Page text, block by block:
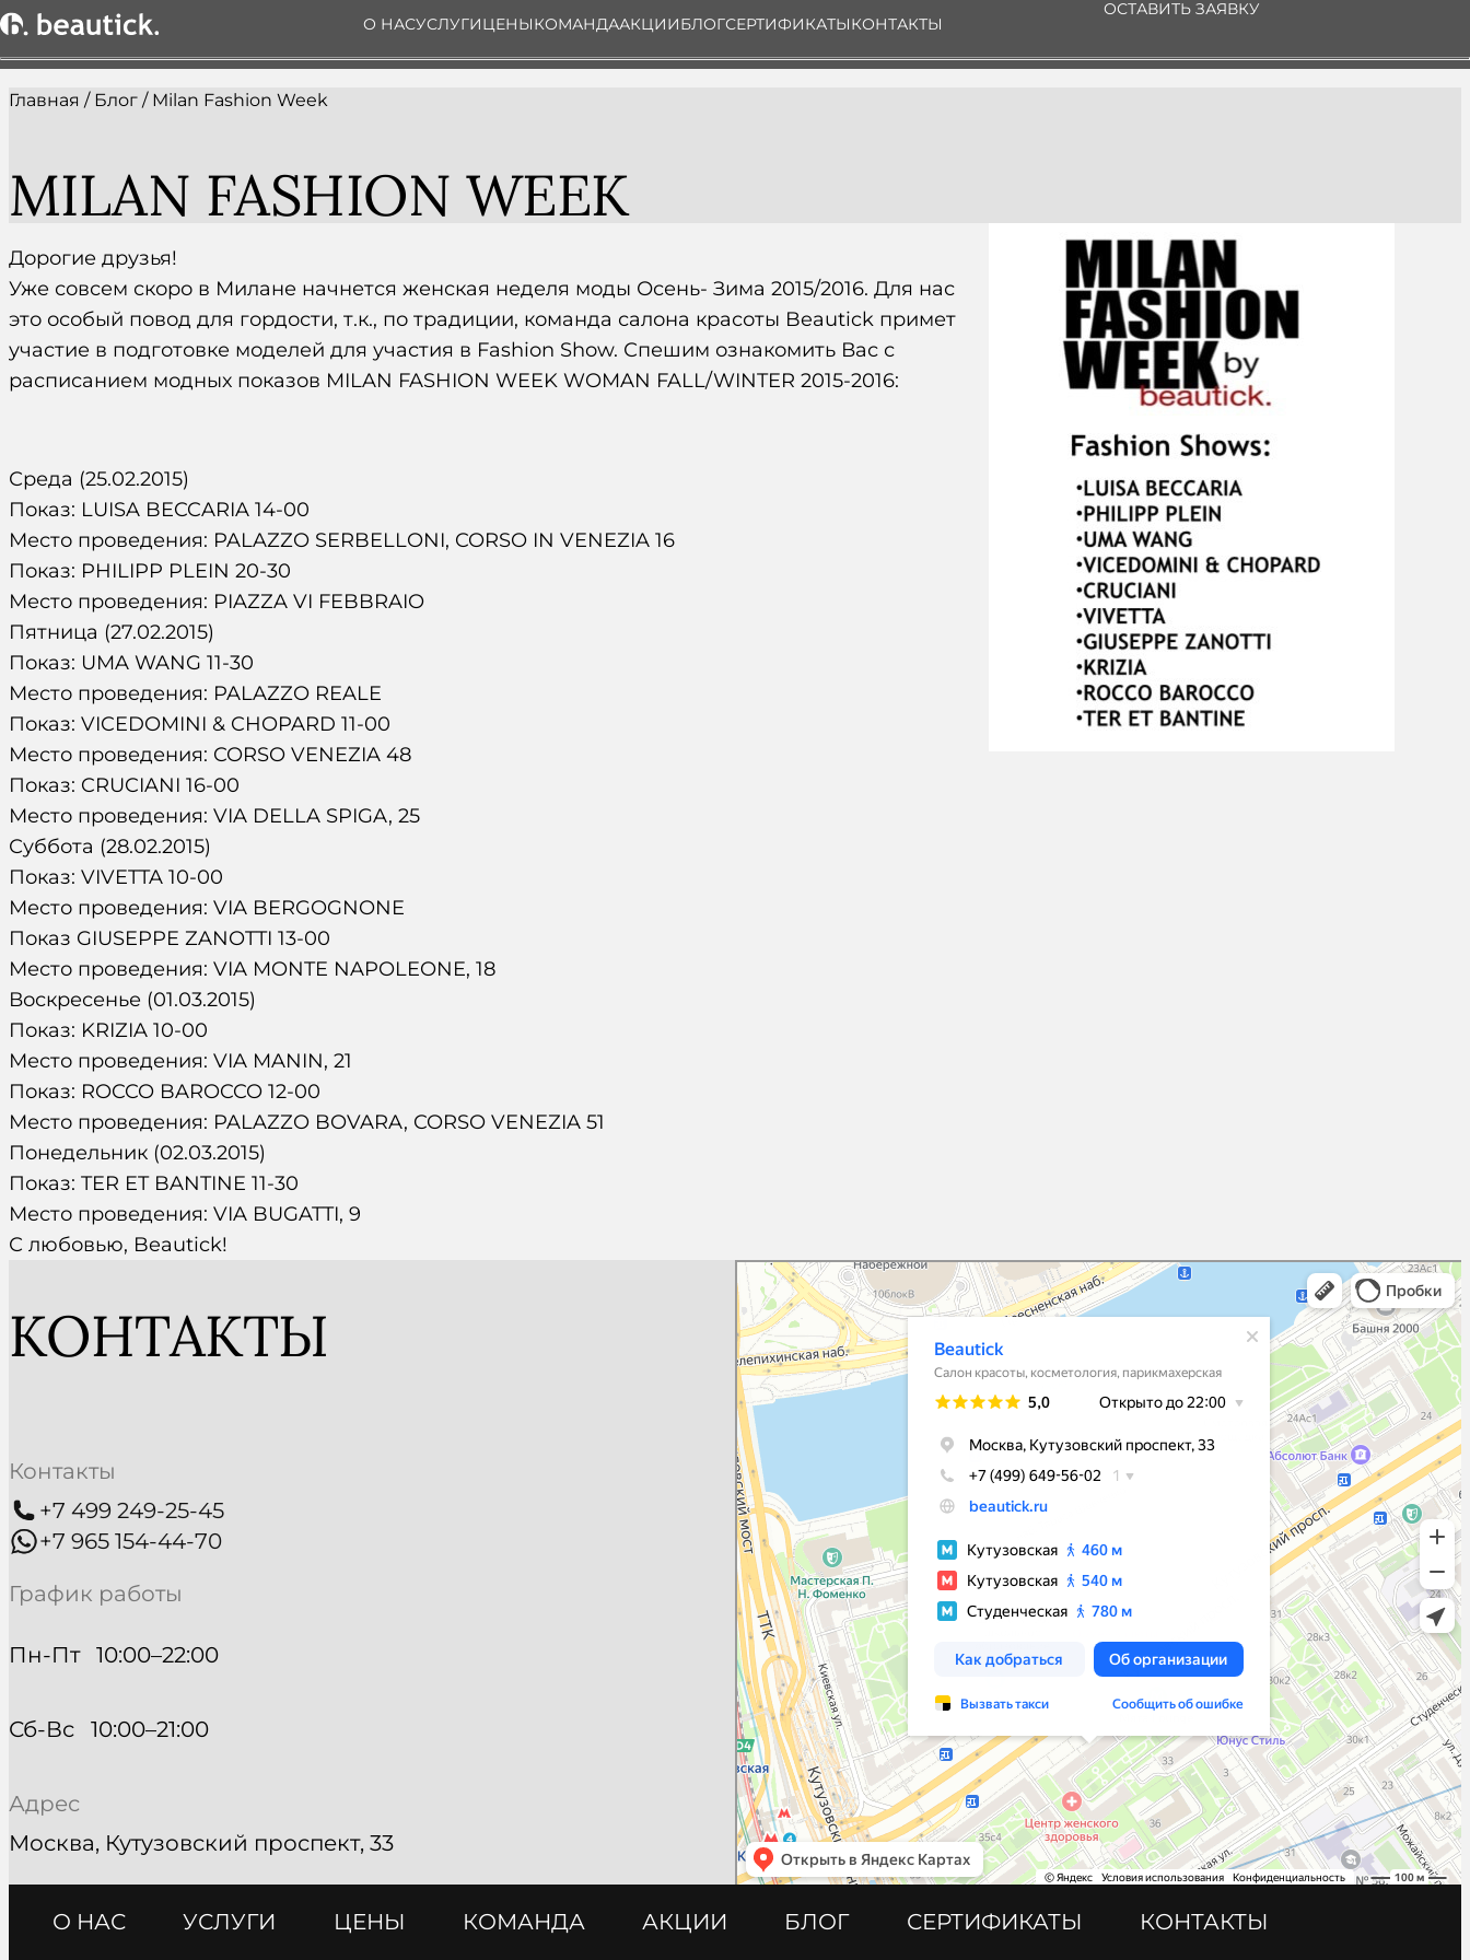
О НАСУСЛУГИЦЕНЫКОМАНДААКЦИИБЛОГСЕРТИФИКАТЫКОНТАКТЫ
ОСТАВИТЬ ЗАЯВКУ
Главная / Блог / Milan Fashion Week
MILAN FASHION WEEK
Дорогие друзья!
Уже совсем скоро в Милане начнется женская неделя моды Осень- Зима 2015/2016. Для нас
это особый повод для гордости, т.к., по традиции, команда салона красоты Beautick примет
участие в подготовке моделей для участия в Fashion Show. Спешим ознакомить Вас с
расписанием модных показов MILAN FASHION WEEK WOMAN FALL/WINTER 2015-2016:
Среда (25.02.2015)
Показ: LUISA BECCARIA 14-00
Место проведения: PALAZZO SERBELLONI, CORSO IN VENEZIA 16
Показ: PHILIPP PLEIN 20-30
Место проведения: PIAZZA VI FEBBRAIO
Пятница (27.02.2015)
Показ: UMA WANG 11-30
Место проведения: PALAZZO REALE
Показ: VICEDOMINI & CHOPARD 11-00
Место проведения: CORSO VENEZIA 48
Показ: CRUCIANI 16-00
Место проведения: VIA DELLA SPIGA, 25
Суббота (28.02.2015)
Показ: VIVETTA 10-00
Место проведения: VIA BERGOGNONE
Показ GIUSEPPE ZANOTTI 13-00
Место проведения: VIA MONTE NAPOLEONE, 18
Воскресенье (01.03.2015)
Показ: KRIZIA 10-00
Место проведения: VIA MANIN, 21
Показ: ROCCO BAROCCO 12-00
Место проведения: PALAZZO BOVARA, CORSO VENEZIA 51
Понедельник (02.03.2015)
Показ: TER ET BANTINE 11-30
Место проведения: VIA BUGATTI, 9
С любовью, Beautick!
КОНТАКТЫ
Контакты
+7 499 249-25-45
+7 965 154-44-70
График работы
Пн-Пт   10:00–22:00
Сб-Вс   10:00–21:00
Адрес
Москва, Кутузовский проспект, 33
Beautick
Салон красоты в Москве
Косметология в Москве
О НАС УСЛУГИ ЦЕНЫ КОМАНДА АКЦИИ БЛОГ СЕРТИФИКАТЫ КОНТАКТЫ